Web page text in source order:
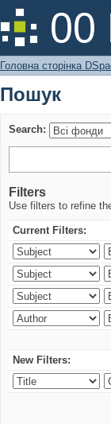
00
Пошук
Головна сторінка
Пошук
Search:
Filters
Use filters to refine
Current Filters:
New Filters: